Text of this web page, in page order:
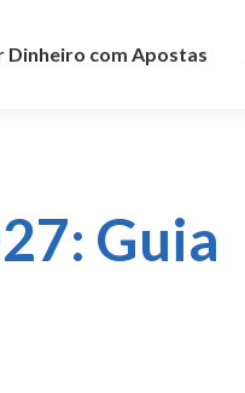
Dinheiro com Apostas
Guia